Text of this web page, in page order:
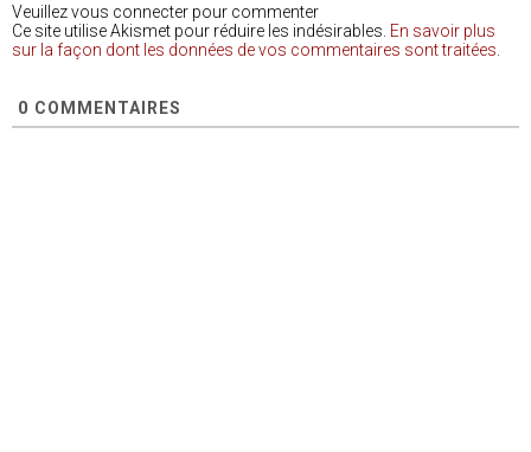
Veuillez vous connecter pour commenter
Ce site utilise Akismet pour réduire les indésirables. En savoir plus
sur la façon dont les données de vos commentaires sont traitées
0 COMMENTAIRES